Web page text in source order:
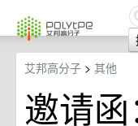
艾邦高分子 > 其他
邀请